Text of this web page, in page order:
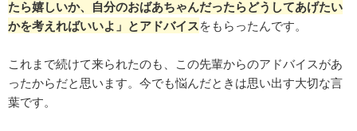
たら嬉しいか、自分のおばあちゃんだったらどうしてあげたい
かを考えればいいよ」とアドバイスをもらったんです。
これまで続けて来られたのも、この先輩からのアドバイスがあ
ったからだと思います。今でも悩んだときは思い出す大切な言
葉です。